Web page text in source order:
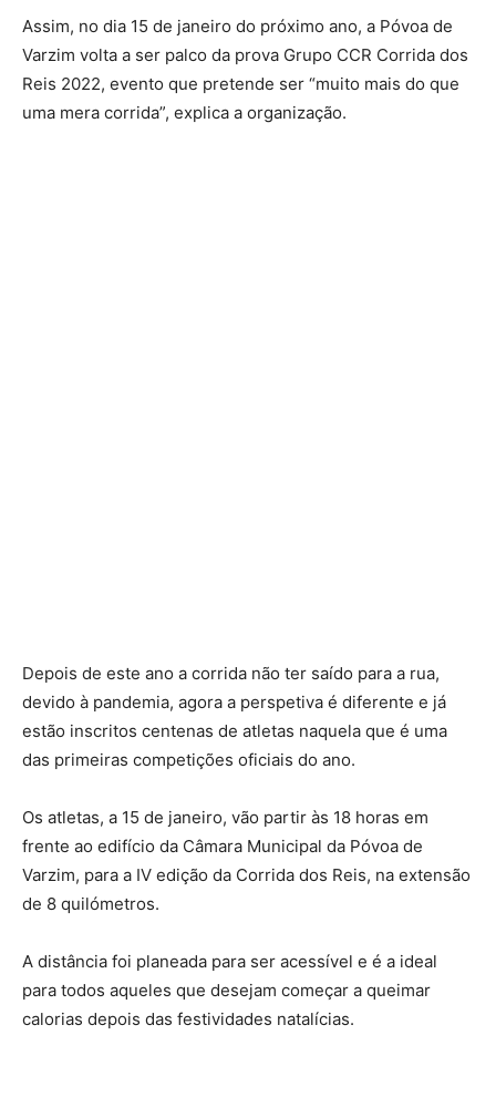
Assim, no dia 15 de janeiro do próximo ano, a Póvoa de
Varzim volta a ser palco da prova Grupo CCR Corrida dos
Reis 2022, evento que pretende ser “muito mais do que
uma mera corrida”, explica a organização.
Depois de este ano a corrida não ter saído para a rua,
devido à pandemia, agora a perspetiva é diferente e já
estão inscritos centenas de atletas naquela que é uma
das primeiras competições oficiais do ano.
Os atletas, a 15 de janeiro, vão partir às 18 horas em
frente ao edifício da Câmara Municipal da Póvoa de
Varzim, para a IV edição da Corrida dos Reis, na extensão
de 8 quilómetros.
A distância foi planeada para ser acessível e é a ideal
para todos aqueles que desejam começar a queimar
calorias depois das festividades natalícias.